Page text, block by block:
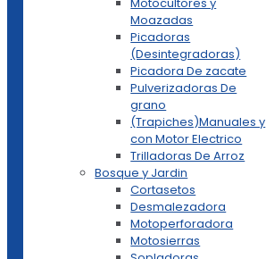
Moazadas
Picadoras
(Desintegradoras)
Picadora De zacate
Pulverizadoras De
grano
(Trapiches)Manuales y
con Motor Electrico
Trilladoras De Arroz
Bosque y Jardin
Cortasetos
Desmalezadora
Motoperforadora
Motosierras